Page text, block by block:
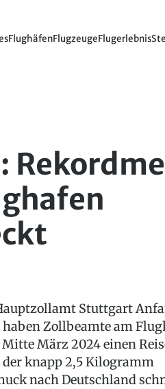
FlughäfenFlugzeugeFlugerlebnis
Stuttgart
Zollbeamte am
März 2024 einen
der knapp 2,5 Kilogramm
nach Deutschland